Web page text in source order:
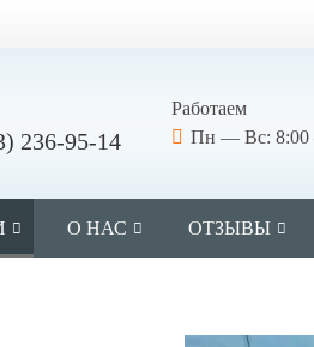
236-95-14
Работаем
Пн — Вс: 8:00
О НАС ОТЗЫВЫ